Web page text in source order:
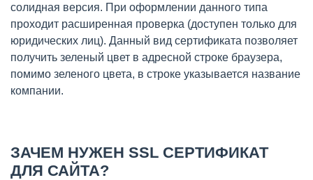
солидная версия. При оформлении данного типа
проходит расширенная проверка (доступен только для
юридических лиц). Данный вид сертификата позволяет
получить зеленый цвет в адресной строке браузера,
помимо зеленого цвета, в строке указывается название
компании.
ЗАЧЕМ НУЖЕН SSL СЕРТИФИКАТ
ДЛЯ САЙТА?